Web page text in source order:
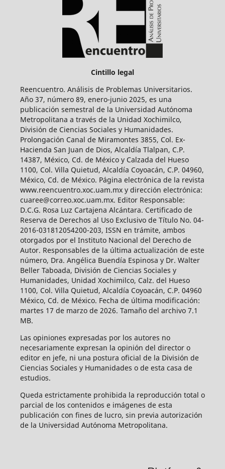
Cintillo legal
Reencuentro. Análisis de Problemas Universitarios.
Año 37, número 89, enero-junio 2025, es una
publicación semestral de la Universidad Autónoma
Metropolitana a través de la Unidad Xochimilco,
División de Ciencias Sociales y Humanidades.
Prolongación Canal de Miramontes 3855, Col. Ex-
Hacienda San Juan de Dios, Alcaldía Tlalpan, C.P.
14387, México, Cd. de México y Calzada del Hueso
1100, Col. Villa Quietud, Alcaldía Coyoacán, C.P. 04960,
México, Cd. de México. Página electrónica de la revista
www.reencuentro.xoc.uam.mx y dirección electrónica:
cuaree@correo.xoc.uam.mx. Editor Responsable:
D.C.G. Rosa Luz Cartajena Alcántara. Certificado de
Reserva de Derechos al Uso Exclusivo de Título No. 04-
2016-031812054200-203, ISSN en trámite, ambos
otorgados por el Instituto Nacional del Derecho de
Autor. Responsables de la última actualización de este
número, Dra. Angélica Buendía Espinosa y Dr. Walter
Beller Taboada, División de Ciencias Sociales y
Humanidades, Unidad Xochimilco, Calz. del Hueso
1100, Col. Villa Quietud, Alcaldía Coyoacán, C.P. 04960
México, Cd. de México. Fecha de última modificación:
martes 17 de marzo de 2026. Tamaño del archivo 7.1
MB.
Las opiniones expresadas por los autores no
necesariamente expresan la opinión del director o
editor en jefe, ni una postura oficial de la División de
Ciencias Sociales y Humanidades o de esta casa de
estudios.
Queda estrictamente prohibida la reproducción total o
parcial de los contenidos e imágenes de esta
publicación con fines de lucro, sin previa autorización
de la Universidad Autónoma Metropolitana.